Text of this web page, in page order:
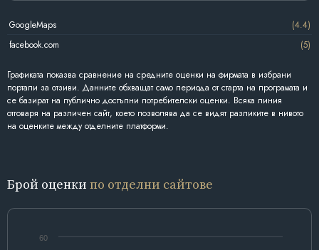
GoogleMaps
(4.4)
facebook.com
(5)
Графиката показва сравнение на средните оценки на фирмата в избрани
портали за отзиви. Данните обхващат само периода от старта на програмата и
се базират на публично достъпни потребителски оценки. Всяка линия
отговаря на различен сайт, което позволява да се видят разликите в нивото
на оценките между отделните платформи.
Брой оценки по отделни сайтове
60